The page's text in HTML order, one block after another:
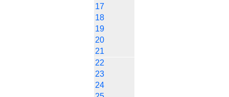
17
18
19
20
21
22
23
24